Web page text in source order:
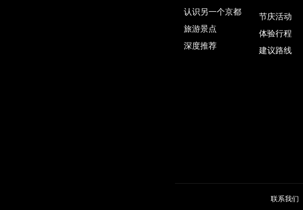
认识另一个京都
旅游景点
深度推荐
节庆活动
体验行程
建议路线
联系我们